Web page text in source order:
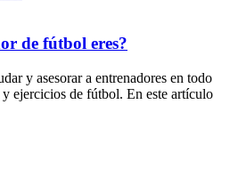
de fútbol eres?
y asesorar a entrenadores en todo
ejercicios de fútbol. En este artículo